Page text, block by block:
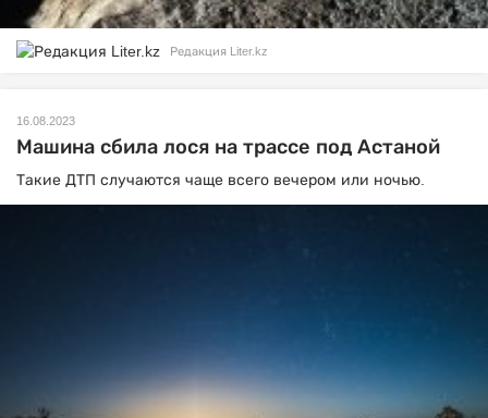
Редакция Liter.kz
16.08.2023
Машина сбила лося на трассе под Астаной
Такие ДТП случаются чаще всего вечером или ночью.